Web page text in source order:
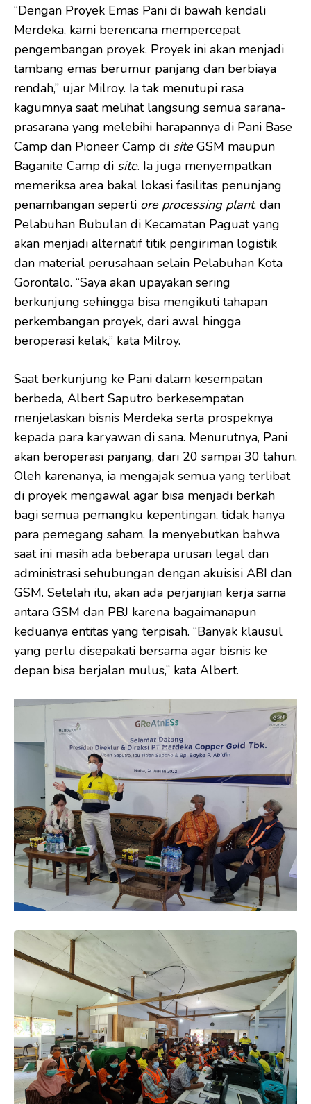
“Dengan Proyek Emas Pani di bawah kendali
Merdeka, kami berencana mempercepat
pengembangan proyek. Proyek ini akan menjadi
tambang emas berumur panjang dan berbiaya
rendah,” ujar Milroy. Ia tak menutupi rasa
kagumnya saat melihat langsung semua sarana-
prasarana yang melebihi harapannya di Pani Base
Camp dan Pioneer Camp di siteGSM maupun
Baganite Camp di site. Ia juga menyempatkan
memeriksa area bakal lokasi fasilitas penunjang
penambangan seperti ore processing plant, dan
Pelabuhan Bubulan di Kecamatan Paguat yang
akan menjadi alternatif titik pengiriman logistik
dan material perusahaan selain Pelabuhan Kota
Gorontalo. “Saya akan upayakan sering
berkunjung sehingga bisa mengikuti tahapan
perkembangan proyek, dari awal hingga
beroperasi kelak,” kata Milroy.
Saat berkunjung ke Pani dalam kesempatan
berbeda, Albert Saputro berkesempatan
menjelaskan bisnis Merdeka serta prospeknya
kepada para karyawan di sana. Menurutnya, Pani
akan beroperasi panjang, dari 20 sampai 30 tahun.
Oleh karenanya, ia mengajak semua yang terlibat
di proyek mengawal agar bisa menjadi berkah
bagi semua pemangku kepentingan, tidak hanya
para pemegang saham. Ia menyebutkan bahwa
saat ini masih ada beberapa urusan legal dan
administrasi sehubungan dengan akuisisi ABI dan
GSM. Setelah itu, akan ada perjanjian kerja sama
antara GSM dan PBJ karena bagaimanapun
keduanya entitas yang terpisah. “Banyak klausul
yang perlu disepakati bersama agar bisnis ke
depan bisa berjalan mulus,” kata Albert.